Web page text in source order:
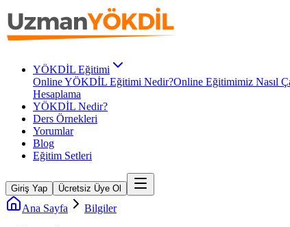
YÖKDİL Eğitimi
Online YÖKDİL Eğitimi Nedir?Online Eğitimimiz Nasıl
Hesaplama
YÖKDİL Nedir?
Ders Örnekleri
Yorumlar
Blog
Eğitim Setleri
Giriş Yap Ücretsiz Üye Ol
Ana Sayfa Bilgiler